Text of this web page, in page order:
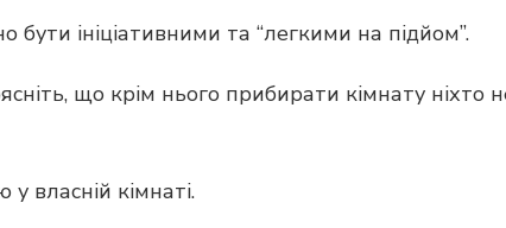
ініціативними та “легкими на підйом”.
що крім нього прибирати кімнату ніхто
власній кімнаті.